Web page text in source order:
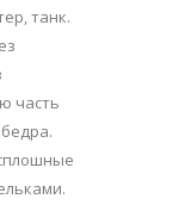
танк.
часть